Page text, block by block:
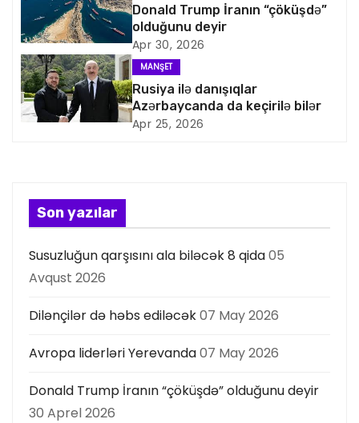
q
a
s
i
s
ı
Donald Trump İranın “çöküşdə”
olduğunu deyir
Apr 30, 2026
MANŞET
Rusiya ilə danışıqlar
Azərbaycanda da keçirilə bilər
Apr 25, 2026
Son yazılar
Susuzluğun qarşısını ala biləcək 8 qida05
Avqust 2026
Dilənçilər də həbs ediləcək07 May 2026
Avropa liderləri Yerevanda07 May 2026
Donald Trump İranın “çöküşdə” olduğunu deyir
30 Aprel 2026